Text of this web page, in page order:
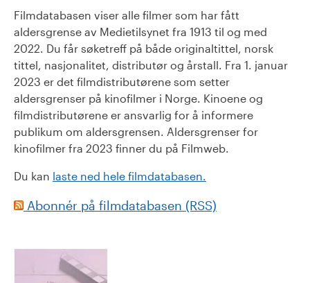
Filmdatabasen viser alle filmer som har fått
aldersgrense av Medietilsynet fra 1913 til og med
2022. Du får søketreff på både originaltittel, norsk
tittel, nasjonalitet, distributør og årstall. Fra 1. januar
2023 er det filmdistributørene som setter
aldersgrenser på kinofilmer i Norge. Kinoene og
filmdistributørene er ansvarlig for å informere
publikum om aldersgrensen. Aldersgrenser for
kinofilmer fra 2023 finner du på Filmweb.
Du kan laste ned hele filmdatabasen.
Abonnér på filmdatabasen (RSS)